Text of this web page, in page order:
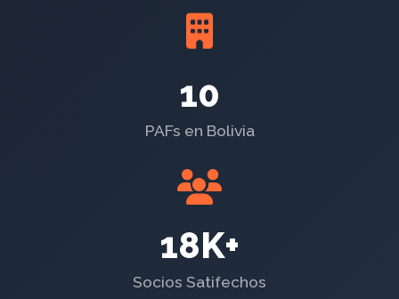
10
PAFs en Bolivia
18K+
Socios Satifechos